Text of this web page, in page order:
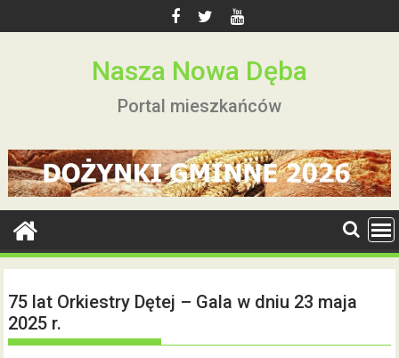
to
Nasza Nowa Dęba
Portal mieszkańców
75 lat Orkiestry Dętej – Gala w dniu 23 maja
2025 r.